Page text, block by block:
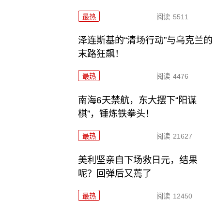
最热 阅读 5511
泽连斯基的“清场行动”与乌克兰的
末路狂飙！
最热 阅读 4476
南海6天禁航，东大摆下“阳谋
棋”，锤炼铁拳头！
最热 阅读 21627
美利坚亲自下场救日元，结果
呢？回弹后又蔫了
最热 阅读 12450